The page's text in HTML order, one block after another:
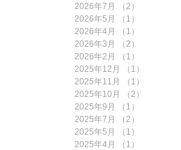
2026年7月 （2）
2026年5月
（1）
2026年4月
（1）
2026年3月
（2）
2026年2月
（1）
2025年12月
（1）
2025年11月
（1）
2025年10月
（2）
2025年9月
（1）
2025年7月
（2）
2025年5月
（1）
2025年4月
（1）